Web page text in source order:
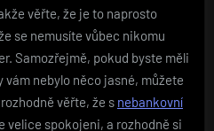
věřte, že je to naprosto
se nemusíte vůbec nikomu
Samozřejmě, pokud byste měli
nebylo něco jasné, můžete
věřte, že s nebankovní
velice spokojeni, a rozhodně si